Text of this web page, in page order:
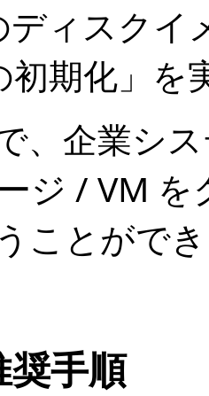
ィスクイ
初期化」を
、企業シ
ジ / VM
ことがで
手順